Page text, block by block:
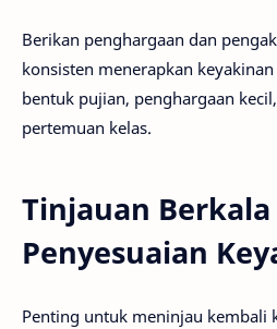
Berikan penghargaan dan
konsisten menerapkan
bentuk pujian, penghargaan
pertemuan kelas.
Tinjauan Berkala
Penyesuaian
Penting untuk meninjau kembali